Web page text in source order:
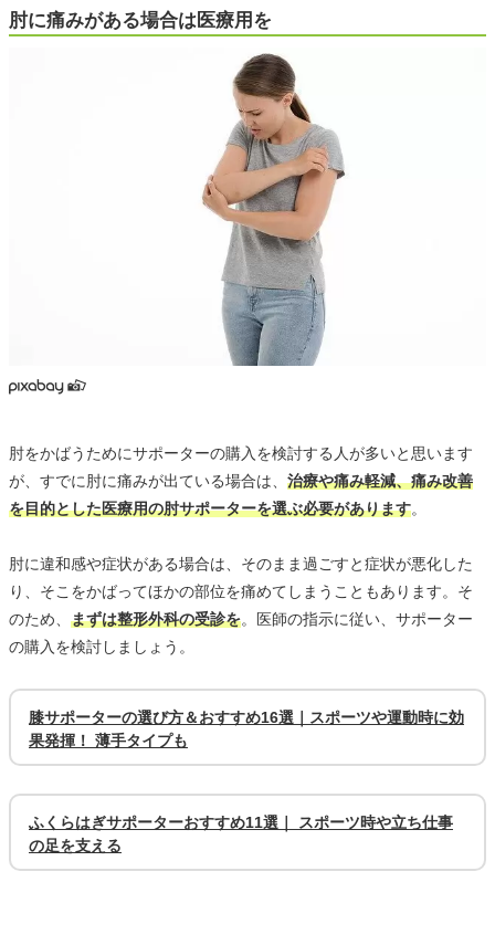
肘に痛みがある場合は医療用を
肘をかばうためにサポーターの購入を検討する人が多いと思います
が、すでに肘に痛みが出ている場合は、 治療や痛み軽減、痛み改善
を目的とした医療用の肘サポーターを選ぶ必要があります。
肘に違和感や症状がある場合は、そのまま過ごすと症状が悪化した
り、そこをかばってほかの部位を痛めてしまうこともあります。そ
のため、 まずは整形外科の受診を。医師の指示に従い、サポーター
の購入を検討しましょう。
膝サポーターの選び方＆おすすめ16選｜スポーツや運動時に効
果発揮！ 薄手タイプも
ふくらはぎサポーターおすすめ11選｜ スポーツ時や立ち仕事
の足を支える